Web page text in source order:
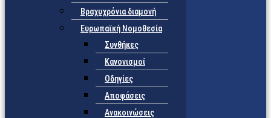
Βραχυχρόνια διαμονή
Ευρωπαϊκή Νομοθεσία
Συνθήκες
Κανονισμοί
Οδηγίες
Αποφάσεις
Ανακοινώσεις